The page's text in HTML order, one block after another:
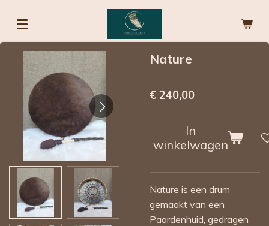
direct
naar
hoofdinhoud
Nature
€ 240,00
In
winkelwagen
Nature is een drum
gemaakt van een
Paardenhuid, gedragen